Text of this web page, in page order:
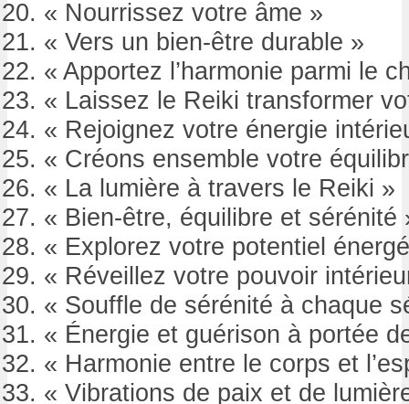
« Nourrissez votre âme »
« Vers un bien-être durable »
« Apportez l’harmonie parmi le
« Laissez le Reiki transformer
« Rejoignez votre énergie
« Créons ensemble votre
« La lumière à travers le Reiki »
« Bien-être, équilibre et sérénité
« Explorez votre potentiel
« Réveillez votre pouvoir
« Souffle de sérénité à chaque
« Énergie et guérison à portée
« Harmonie entre le corps et
« Vibrations de paix et de